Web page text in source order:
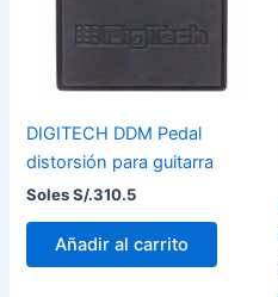
DIGITECH DDM Pedal
distorsión para guitarra
Soles S/.310.5
Añadir al carrito